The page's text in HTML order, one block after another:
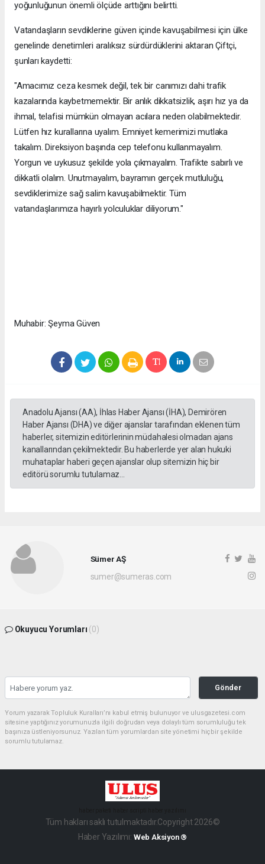
yoğunluğunun önemli ölçüde arttığını belirtti.
Vatandaşların sevdiklerine güven içinde kavuşabilmesi için ülke
genelinde denetimleri aralıksız sürdürdüklerini aktaran Çiftçi,
şunları kaydetti:
"Amacımız ceza kesmek değil, tek bir canımızı dahi trafik
kazalarında kaybetmemektir. Bir anlık dikkatsizlik, aşırı hız ya da
ihmal, telafisi mümkün olmayan acılara neden olabilmektedir.
Lütfen hız kurallarına uyalım. Emniyet kemerimizi mutlaka
takalım. Direksiyon başında cep telefonu kullanmayalım.
Yorgun ve uykusuz şekilde yola çıkmayalım. Trafikte sabırlı ve
dikkatli olalım. Unutmayalım, bayramın gerçek mutluluğu,
sevdiklerimize sağ salim kavuşabilmektir. Tüm
vatandaşlarımıza hayırlı yolculuklar diliyorum."
Muhabir: Şeyma Güven
Anadolu Ajansı (AA), İhlas Haber Ajansı (İHA), Demirören
Haber Ajansı (DHA) ve diğer ajanslar tarafından eklenen tüm
haberler, sitemizin editörlerinin müdahalesi olmadan ajans
kanallarından çekilmektedir. Bu haberlerde yer alan hukuki
muhataplar haberi geçen ajanslar olup sitemizin hiç bir
editörü sorumlu tutulamaz...
Sümer AŞ
sumer@sumeras.com
Okuyucu Yorumları (0)
Gönder
Yorum yazarak Topluluk Kuralları’nı kabul etmiş bulunuyor ve ulusgazetesi.com
sitesine yaptığınız yorumunuzla ilgili doğrudan veya dolaylı tüm sorumluluğu tek
başınıza üstleniyorsunuz. Yazılan tüm yorumlardan site yönetimi hiçbir şekilde
sorumlu tutulamaz.
Tüm hakları saklı tutulmaktadır.Copyright 2026©
Haber Yazılımı: Web Aksiyon ®